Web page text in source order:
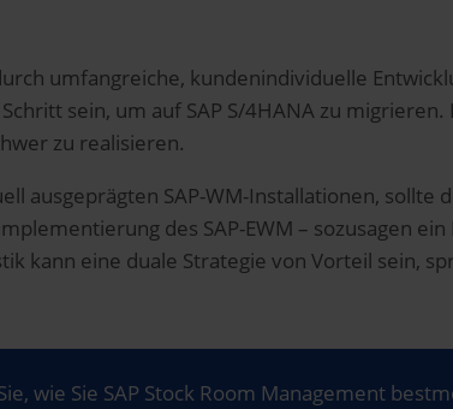
umfangreiche, kundenindividuelle
sein, um auf SAP S/4HANA zu
zu realisieren.
ausgeprägten SAP-WM-Installationen,
des SAP-EWM – sozusagen
kann eine duale Strategie von Vorteil sein,
wie Sie SAP Stock Room Management